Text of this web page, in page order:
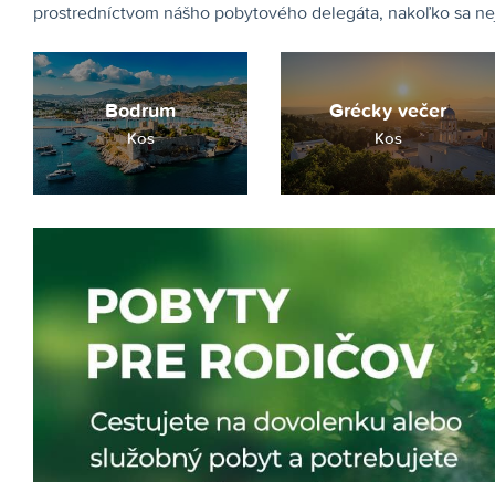
prostredníctvom nášho pobytového delegáta, nakoľko sa
Bodrum
Kos
Grécky večer
Kos